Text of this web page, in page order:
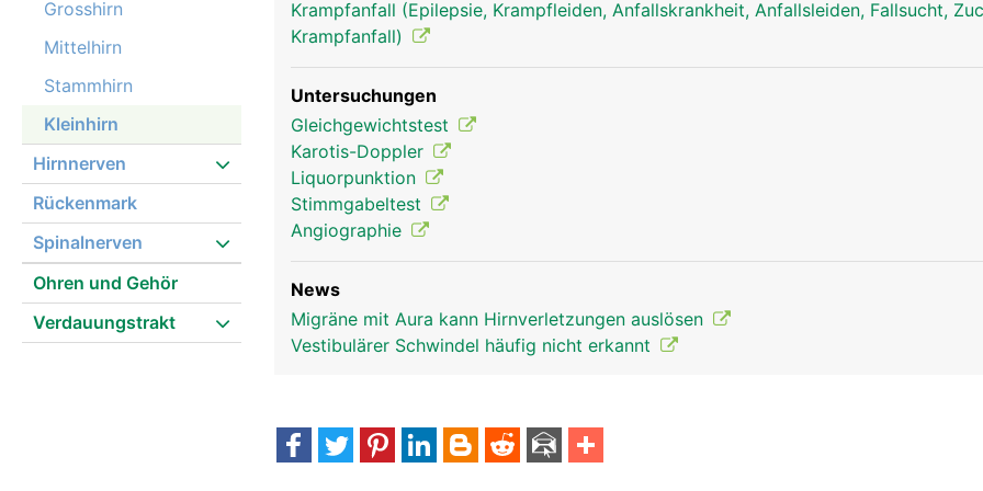
Grosshirn
Mittelhirn
Stammhirn
Kleinhirn
Hirnnerven
Rückenmark
Spinalnerven
Ohren und Gehör
Verdauungstrakt
Krampfanfall (Epilepsie, Krampfleiden, Anfallskrankheit, Anfallsleiden, Fallsucht,
Krampfanfall)
Untersuchungen
Gleichgewichtstest
Karotis-Doppler
Liquorpunktion
Stimmgabeltest
Angiographie
News
Migräne mit Aura kann Hirnverletzungen auslösen
Vestibulärer Schwindel häufig nicht erkannt